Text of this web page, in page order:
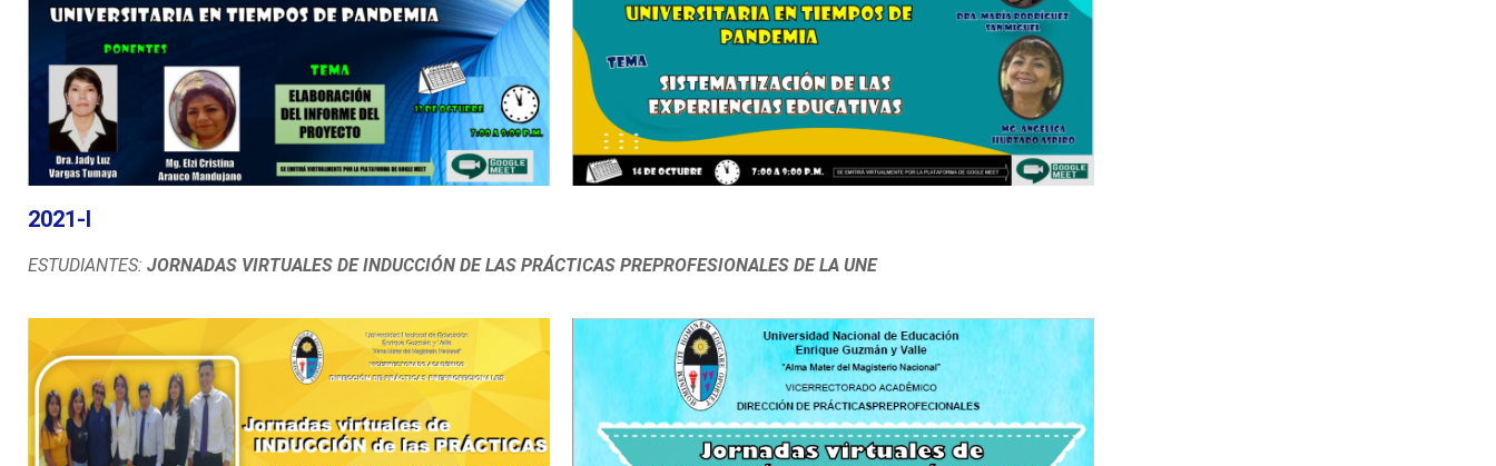
2021-I
ESTUDIANTES: JORNADAS VIRTUALES DE INDUCCIÓN DE LAS PRÁCTICAS PREPROFESIONALES DE LA UNE